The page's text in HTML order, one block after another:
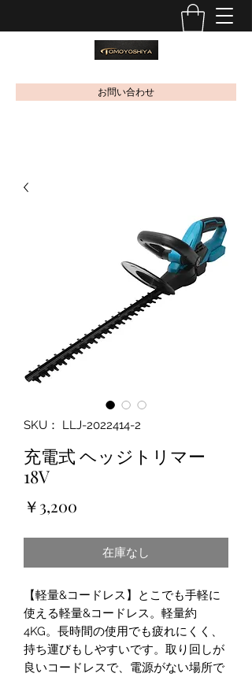
お問い合わせ
SKU： LLJ-2022414-2
充電式 ヘッジトリマー
18V
￥3,200
在庫なし
【軽量&コードレス】とこでも手軽に
使える軽量&コードレス。軽量約
4KG。長時間の使用でも疲れにくく、
持ち運びもしやすいです。取り回しが
良いコードレスで、電源がない場所で